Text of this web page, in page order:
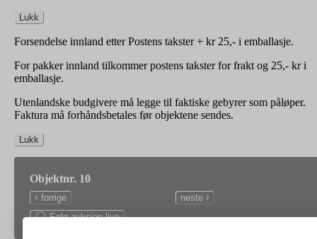
Lukk
Forsendelse innland etter Postens takster + kr 25,- i emballasje.
For pakker innland tilkommer postens takster for frakt og 25,- kr i
emballasje.
Utenlandske budgivere må legge til faktiske gebyrer som påløper.
Faktura må forhåndsbetales før objektene sendes.
Lukk
Objektnr. 10
forrige
neste
Følg auksjon live